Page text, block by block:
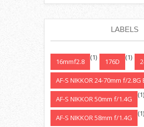
LABELS
16mmf2.8 (1) 176D (1)
AF-S NIKKOR 24-70mm f/2.8G
AF-S NIKKOR 50mm f/1.4G (1)
AF-S NIKKOR 58mm f/1.4G (1)